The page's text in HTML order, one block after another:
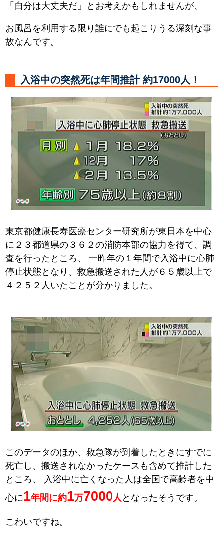
「自分は大丈夫だ」とお考えかもしれませんが、
お風呂を利用する限り誰にでも起こりうる深刻な事
故なんです。
入浴中の突然死は年間推計 約17000人！
東京都健康長寿医療センター研究所が東日本を中心
に２３都道県の３６２の消防本部の協力を得て、調
査を行ったところ、
一昨年の１年間で入浴中に心肺
停止状態となり、救急搬送された人が６５歳以上で
４２５２人いたことが分かりました。
このデータのほか、救急隊が到着したときにすでに
死亡し、搬送されなかったケースも含めて推計した
ところ、
入浴中に亡くなった人は全国で高齢者を中
心に1年間に約1万7000 人 となったそうです。
こわいですね。